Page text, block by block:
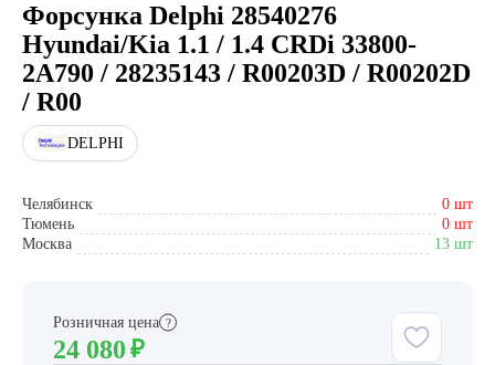
Розничная цена ?
24 080 ₽
Форсунка Delphi 28540276
Hyundai/Kia 1.1 / 1.4 CRDi 33800-
2A790 / 28235143 / R00203D / R00202D
/ R00
DELPHI
Челябинск
0 шт
Тюмень
0 шт
Москва
13 шт